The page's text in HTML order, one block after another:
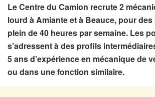
Le Centre du Camion recrute 2
lourd à Amiante et à Beauce, pour
plein de 40 heures par semaine. Les
s’adressent à des profils
5 ans d’expérience en mécanique de
ou dans une fonction similaire.